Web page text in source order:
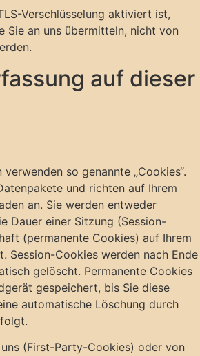
Verschlüsselung aktiviert ist,
Sie an uns übermitteln, nicht von
auf dieser
so genannte „Cookies“.
und richten auf Ihrem
an. Sie werden entweder
Dauer einer Sitzung (Session-
(permanente Cookies) auf Ihrem
Session-Cookies werden nach Ende
gelöscht. Permanente Cookies
gespeichert, bis Sie diese
automatische Löschung durch
(First-Party-Cookies) oder von